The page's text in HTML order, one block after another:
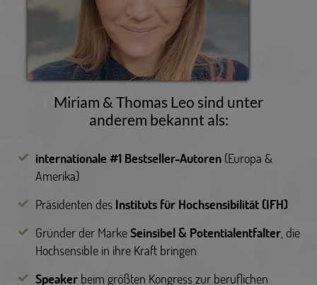
Miriam & Thomas Leo sind unter
anderem bekannt als:
internationale #1 Bestseller-Autoren (Europa &
Amerika)
Präsidenten des Instituts für Hochsensibilität (IFH)
Gründer der MarkeSeinsibel & Potentialentfalter , die
Hochsensible in ihre Kraft bringen
Speaker beim größten Kongress zur beruflichen